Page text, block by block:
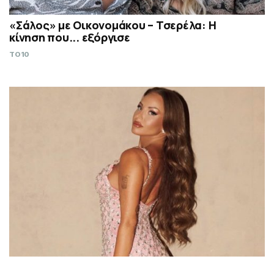
«Σάλος» με Οικονομάκου – Τσερέλα: Η
κίνηση που... εξόργισε
TO10